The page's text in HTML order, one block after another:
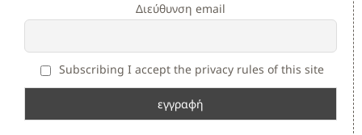
Διεύθυνση email
Subscribing I accept the privacy rules of this site